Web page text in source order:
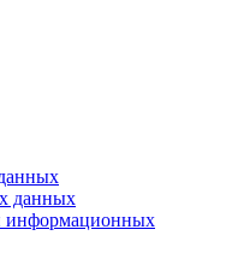
данных
информационных